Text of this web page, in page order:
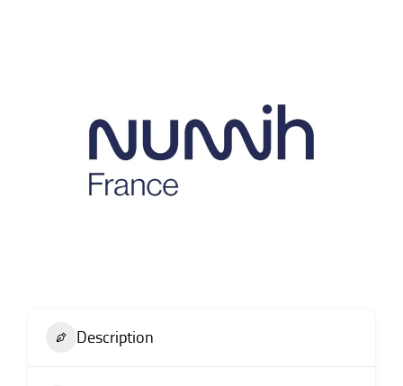
Description